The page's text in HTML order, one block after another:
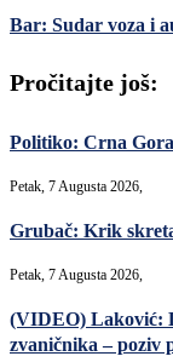
Bar: Sudar voza i
Pročitajte još:
Politiko: Crna
Petak, 7 Augusta 2026,
Grubač: Krik
Petak, 7 Augusta 2026,
(VIDEO) Laković:
zvaničnika – poziv